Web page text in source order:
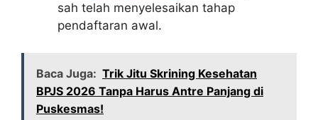
sah telah menyelesaikan tahap
pendaftaran awal.
Baca Juga: Trik Jitu Skrining Kesehatan
BPJS 2026 Tanpa Harus Antre Panjang di
Puskesmas!